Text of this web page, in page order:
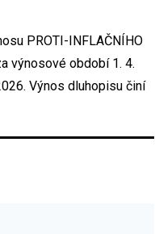
PROTI-INFLAČNÍHO
výnosové období 1. 4.
Výnos dluhopisu činí